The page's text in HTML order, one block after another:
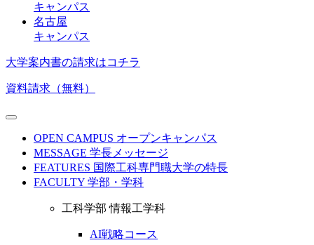
キャンパス
名古屋
キャンパス
大学案内書の請求はコチラ
資料請求（無料）
OPEN CAMPUS オープンキャンパス
MESSAGE 学長メッセージ
FEATURES 国際工科専門職大学の特長
FACULTY 学部・学科
工科学部 情報工学科
AI戦略コース